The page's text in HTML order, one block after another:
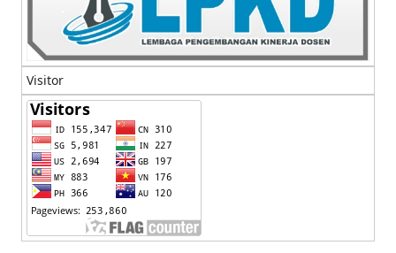
Visitor